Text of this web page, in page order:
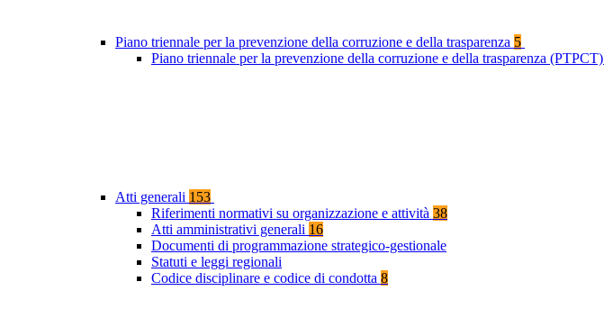
Piano triennale per la prevenzione della corruzione e della trasparenza 5
Piano triennale per la prevenzione della corruzione e della trasparenza (PTPCT)
Atti generali 153
Riferimenti normativi su organizzazione e attività 38
Atti amministrativi generali 16
Documenti di programmazione strategico-gestionale
Statuti e leggi regionali
Codice disciplinare e codice di condotta 8